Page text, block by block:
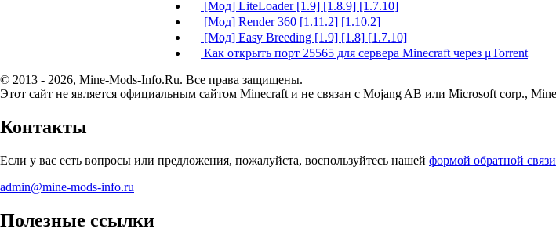
[Мод] LiteLoader [1.9] [1.8.9] [1.7.10]
[Мод] Render 360 [1.11.2] [1.10.2]
[Мод] Easy Breeding [1.9] [1.8] [1.7.10]
Как открыть порт 25565 для сервера Minecraft через μTorrent
© 2013 - 2026, Mine-Mods-Info.Ru. Все права защищены.
Этот сайт не является официальным сайтом Minecraft и не связан с Mojang AB или Microsoft corp.,
Контакты
Если у вас есть вопросы или предложения, пожалуйста, воспользуйтесь нашей формой обратной связи
admin@mine-mods-info.ru
Полезные ссылки